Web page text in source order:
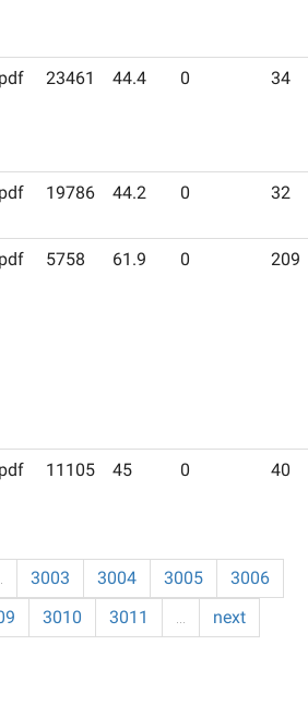
pdf 23461 44.4 0 34
pdf 19786 44.2 0 32
pdf 5758 61.9 0 209
pdf 11105 45 0 40
3003 3004 3005
3006
3010 3011 …
next